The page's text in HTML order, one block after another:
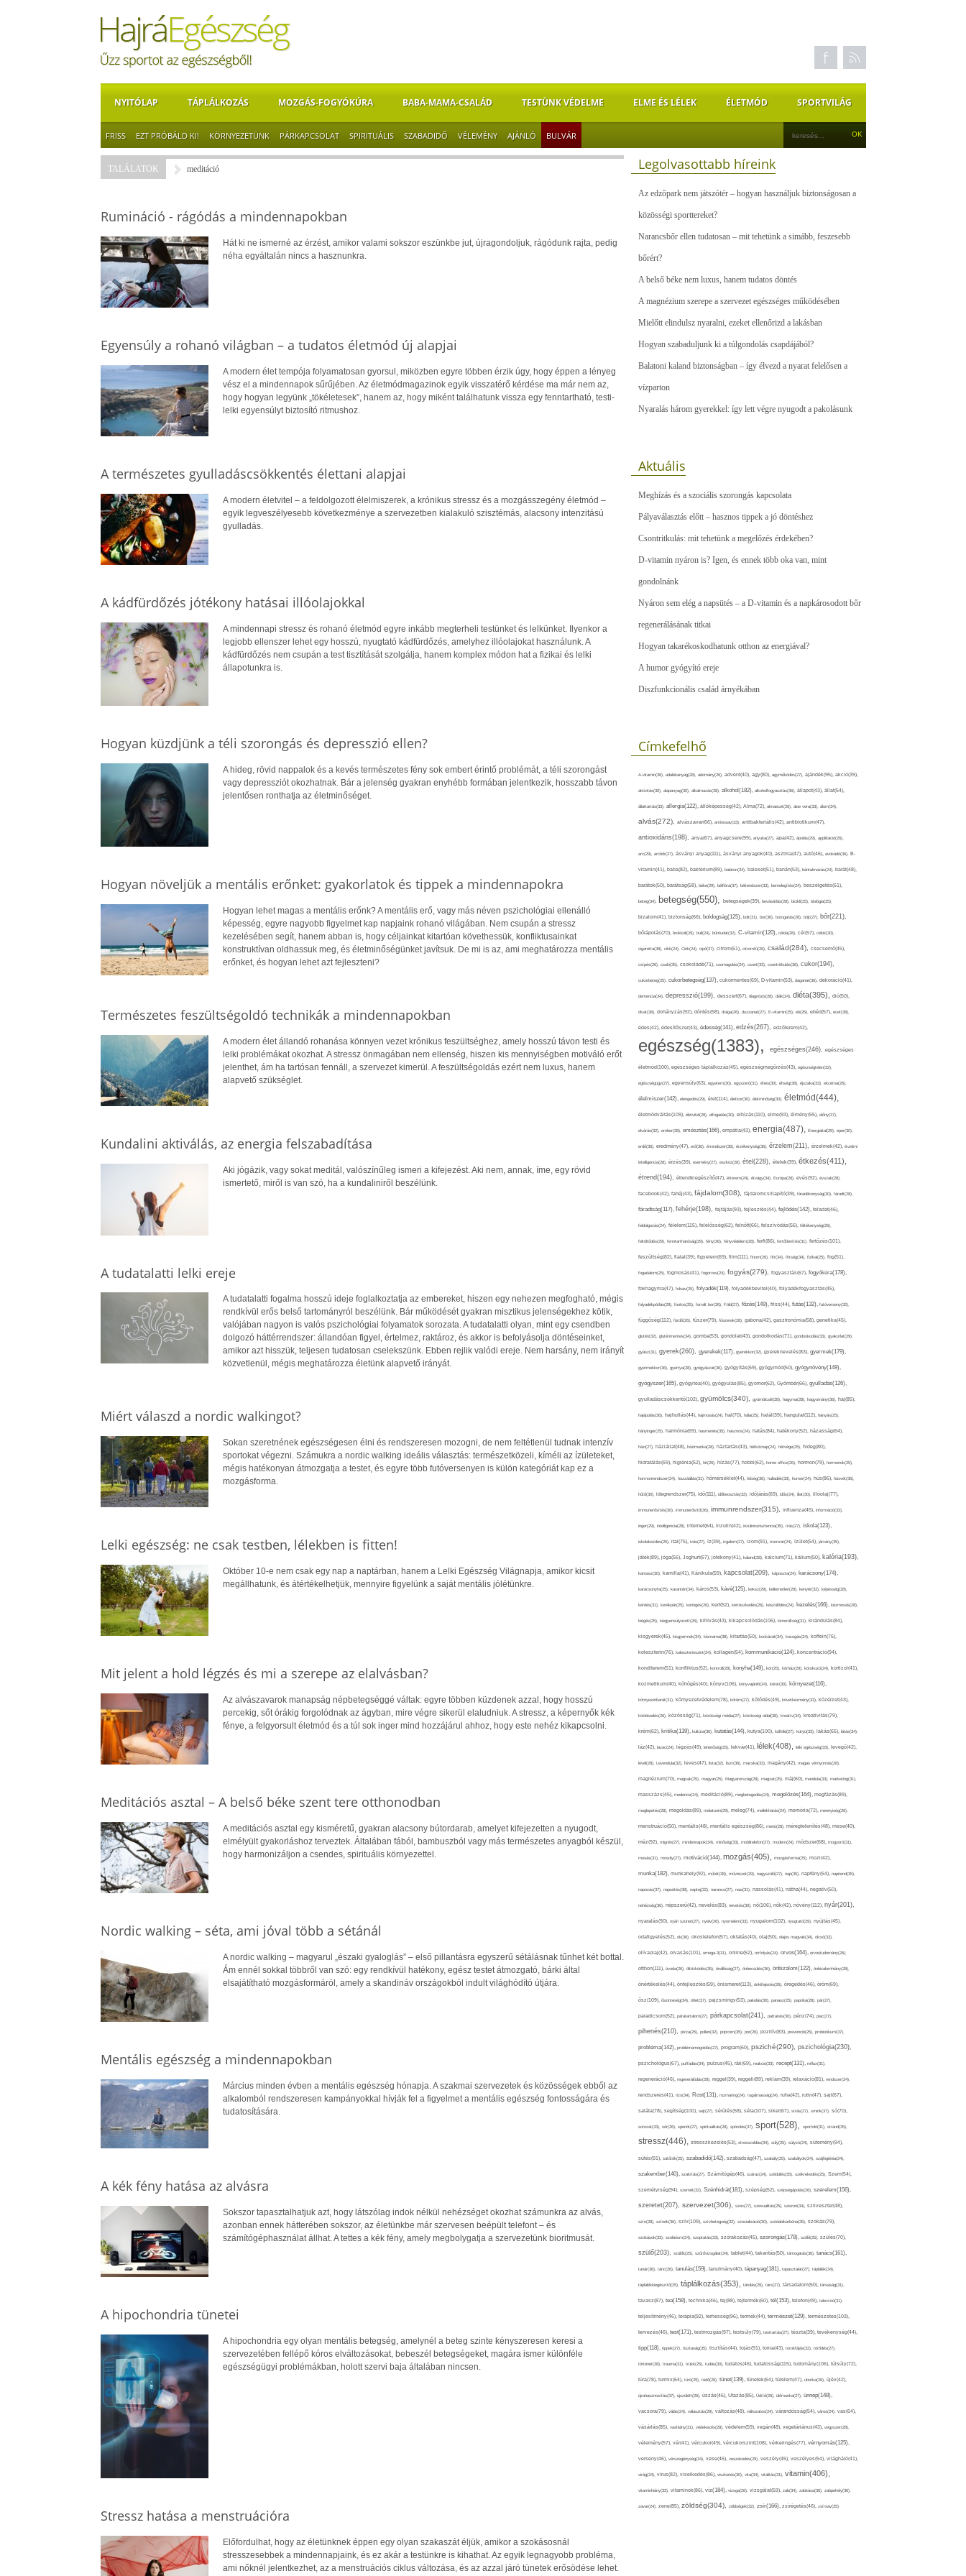
NYITÓLAP TÁPLÁLKOZÁS MOZGÁS-FOGYÓKÚRA BABA-MAMA-CSALÁD TESTÜNK VÉDELME ELME ÉS LÉLEK ÉLETMÓD SPORTVILÁG
FRISS EZT PRÓBÁLD KI! KÖRNYEZETÜNK PÁRKAPCSOLAT SPIRITUÁLIS SZABADIDŐ VÉLEMÉNY AJÁNLÓ BULVÁR
TALÁLATOK meditáció
Rumináció - rágódás a mindennapokban
Hát ki ne ismerné az érzést, amikor valami sokszor eszünkbe jut, újragondoljuk, rágódunk rajta, pedig
néha egyáltalán nincs a hasznunkra.
Egyensúly a rohanó világban – a tudatos életmód új alapjai
A modern élet tempója folyamatosan gyorsul, miközben egyre többen érzik úgy, hogy éppen a lényeg
vész el a mindennapok sűrűjében. Az életmódmagazinok egyik visszatérő kérdése ma már nem az,
hogy hogyan legyünk „tökéletesek”, hanem az, hogy miként találhatunk vissza egy fenntartható, testi-
lelki egyensúlyt biztosító ritmushoz.
A természetes gyulladáscsökkentés élettani alapjai
A modern életvitel – a feldolgozott élelmiszerek, a krónikus stressz és a mozgásszegény életmód –
egyik legveszélyesebb következménye a szervezetben kialakuló szisztémás, alacsony intenzitású
gyulladás.
A kádfürdőzés jótékony hatásai illóolajokkal
A mindennapi stressz és rohanó életmód egyre inkább megterheli testünket és lelkünket. Ilyenkor a
legjobb ellenszer lehet egy hosszú, nyugtató kádfürdőzés, amelyhez illóolajokat használunk. A
kádfürdőzés nem csupán a test tisztítását szolgálja, hanem komplex módon hat a fizikai és lelki
állapotunkra is.
Hogyan küzdjünk a téli szorongás és depresszió ellen?
A hideg, rövid nappalok és a kevés természetes fény sok embert érintő problémát, a téli szorongást
vagy depressziót okozhatnak. Bár a jelenség gyakran enyhébb formában jelentkezik, hosszabb távon
jelentősen ronthatja az életminőséget.
Hogyan növeljük a mentális erőnket: gyakorlatok és tippek a mindennapokra
Hogyan lehet magas a mentális erőnk? A mentális erő, vagy más néven pszichológiai ellenálló
képesség, egyre nagyobb figyelmet kap napjaink rohanó világában. Nem csupán a stressz
kezelésében segít, hanem abban is, hogy céljainkat kitartóan követhessük, konfliktusainkat
konstruktívan oldhassuk meg, és életminőségünket javítsuk. De mi is az, ami meghatározza mentális
erőnket, és hogyan lehet azt fejleszteni?
Természetes feszültségoldó technikák a mindennapokban
A modern élet állandó rohanása könnyen vezet krónikus feszültséghez, amely hosszú távon testi és
lelki problémákat okozhat. A stressz önmagában nem ellenség, hiszen kis mennyiségben motiváló erőt
jelenthet, ám ha tartósan fennáll, a szervezet kimerül. A feszültségoldás ezért nem luxus, hanem
alapvető szükséglet.
Kundalini aktiválás, az energia felszabadítása
Aki jógázik, vagy sokat meditál, valószínűleg ismeri a kifejezést. Aki nem, annak, íme, egy rövid
ismertető, miről is van szó, ha a kundaliniről beszélünk.
A tudatalatti lelki ereje
A tudatalatti fogalma hosszú ideje foglalkoztatja az embereket, hiszen egy nehezen megfogható, mégis
rendkívül erős belső tartományról beszélünk. Bár működését gyakran misztikus jelenségekhez kötik,
valójában nagyon is valós pszichológiai folyamatok sorozata. A tudatalatti olyan, mint egy csendben
dolgozó háttérrendszer: állandóan figyel, értelmez, raktároz, és akkor is befolyásolja döntéseinket,
amikor azt hisszük, teljesen tudatosan cselekszünk. Ebben rejlik valódi ereje. Nem harsány, nem irányít
közvetlenül, mégis meghatározza életünk alapvető irányát.
Miért válaszd a nordic walkingot?
Sokan szeretnének egészségesen élni és rendszeresen mozogni, de nem feltétlenül tudnak intenzív
sportokat végezni. Számukra a nordic walking ideális választás: természetközeli, kíméli az ízületeket,
mégis hatékonyan átmozgatja a testet, és egyre több futóversenyen is külön kategóriát kap ez a
mozgásforma.
Lelki egészség: ne csak testben, lélekben is fitten!
Október 10-e nem csak egy nap a naptárban, hanem a Lelki Egészség Világnapja, amikor kicsit
megállhatunk, és átértékelhetjük, mennyire figyelünk a saját mentális jólétünkre.
Mit jelent a hold légzés és mi a szerepe az elalvásban?
Az alvászavarok manapság népbetegséggé váltak: egyre többen küzdenek azzal, hogy hosszú
percekig, sőt órákig forgolódnak az ágyban, mire végre sikerül elaludniuk. A stressz, a képernyők kék
fénye, a felgyorsult életmód és a túl sok inger mind hozzájárul ahhoz, hogy este nehéz kikapcsolni.
Meditációs asztal – A belső béke szent tere otthonodban
A meditációs asztal egy kisméretű, gyakran alacsony bútordarab, amelyet kifejezetten a nyugodt,
elmélyült gyakorláshoz terveztek. Általában fából, bambuszból vagy más természetes anyagból készül,
hogy harmonizáljon a csendes, spirituális környezettel.
Nordic walking – séta, ami jóval több a sétánál
A nordic walking – magyarul „északi gyaloglás” – első pillantásra egyszerű sétálásnak tűnhet két bottal.
Ám ennél sokkal többről van szó: egy rendkívül hatékony, egész testet átmozgató, bárki által
elsajátítható mozgásformáról, amely a skandináv országokból indult világhódító útjára.
Mentális egészség a mindennapokban
Március minden évben a mentális egészség hónapja. A szakmai szervezetek és közösségek ebből az
alkalomból rendszeresen kampányokkal hívják fel a figyelmet a mentális egészség fontosságára és
tudatosítására.
A kék fény hatása az alvásra
Sokszor tapasztalhatjuk azt, hogy látszólag indok nélkül nehézséget okozhat számunkra az alvás,
azonban ennek hátterében sokszor, az életünkbe már szervesen beépült telefont – és
számítógéphasználat állhat. A tettes a kék fény, amely megbolygatja a szervezetünk bioritmusát.
A hipochondria tünetei
A hipochondria egy olyan mentális betegség, amelynél a beteg szinte kényszeresen keresi a
szervezetében fellépő kóros elváltozásokat, bebeszél betegségeket, magára ismer különféle
egészségügyi problémákban, holott szervi baja általában nincsen.
Stressz hatása a menstruációra
Előfordulhat, hogy az életünknek éppen egy olyan szakaszát éljük, amikor a szokásosnál
stresszesebbek a mindennapjaink, és ez akár a testünkre is kihathat. Az egyik legnagyobb probléma,
ami nőknél jelentkezhet, az a menstruációs ciklus változása, és az azzal járó tünetek erősödése lehet.
Legolvasottabb híreink
Az edzőpark nem játszótér – hogyan használjuk biztonságosan a
közösségi sporttereket?
Narancsbőr ellen tudatosan – mit tehetünk a simább, feszesebb
bőrért?
A belső béke nem luxus, hanem tudatos döntés
A magnézium szerepe a szervezet egészséges működésében
Mielőtt elindulsz nyaralni, ezeket ellenőrizd a lakásban
Hogyan szabaduljunk ki a túlgondolás csapdájából?
Balatoni kaland biztonságban – így élvezd a nyarat felelősen a
vízparton
Nyaralás három gyerekkel: így lett végre nyugodt a pakolásunk
Aktuális
Meghízás és a szociális szorongás kapcsolata
Pályaválasztás előtt – hasznos tippek a jó döntéshez
Csontritkulás: mit tehetünk a megelőzés érdekében?
D-vitamin nyáron is? Igen, és ennek több oka van, mint
gondolnánk
Nyáron sem elég a napsütés – a D-vitamin és a napkárosodott bőr
regenerálásának titkai
Hogyan takarékoskodhatunk otthon az energiával?
A humor gyógyító ereje
Diszfunkcionális család árnyékában
Címkefelhő
A-vitamin(36), adalékanyag(28), adomány(26), advent(40), agy(80), agyműködés(27), ajándék(95), akció(39),
aktivitás(30), alapanyag(30), alkalmazás(28), alkohol(182), alkoholfogyasztás(36), állapot(43), állat(54),
állattartás(33), allergia(122), állóképesség(42), Alma(72), almaecet(26), aloe vera(33), álom(34),
alvás(272), alvászavar(66), aminosav(33), antibakteriális(42), antibiotikum(47),
antioxidáns(198), anya(67), anyagcsere(99), anyuka(27), apa(42), ápolás(29), applikáció(26),
arc(29), arcbőr(27), ásványi anyag(111), ásványi anyagok(40), asztma(47), autó(46), avokádó(36), B-
vitamin(41), baba(82), baktérium(89), balaton(34), baleset(51), banán(53), bántalmazás(24), barát(48),
barátok(50), barátság(58), béke(29), bélflóra(37), bélrendszer(33), bemelegítés(24), beszélgetés(61),
beteg(34), betegség(550), betegségek(39), bevásárlás(28), bicikli(25), biológia(25),
bizalom(41), biztonság(66), boldogság(125), bolt(31), bor(36), borogatás(28), böjt(27), bőr(221),
bőrápolás(70), brokkoli(29), buli(24), bűntudat(32), C-vitamin(120), cékla(28), cél(57), célok(30),
cigaretta(38), cikk(24), Cink(24), cipő(37), citrom(61), citromfű(26), család(284), csecsemő(45),
csípés(26), csoki(35), csokoládé(71), csomagolás(24), csont(33), csontritkulás(36), cukor(194),
cukorbeteg(25), cukorbetegség(137), cukormentes(69), D-vitamin(53), daganat(36), dekoráció(41),
demencia(34), depresszió(199), desszert(67), diagnózis(28), diák(24), diéta(395), dió(50),
divat(38), dohányzás(92), döntés(58), drága(26), duzzanat(27), E-vitamin(25), eb(26), ebéd(57), ecet(38),
édes(42), édesítőszer(43), édesség(141), edzés(267), edzőterem(42),
egészség(1383), egészséges(246), egészséges
életmód(100), egészséges táplálkozás(45), egészségmegőrzés(43), egészségtelen(32),
egészségügy(27), egyensúly(63), egyetem(30), egyszerű(31), éhes(30), éhség(38), éjszaka(33), ekcéma(26),
élelmiszer(142), elengedés(29), élet(114), életkor(30), életminőség(30), életmód(444),
életmódváltás(109), életvitel(28), elfogadás(30), elhízás(110), elme(93), élmény(55), előny(37),
elvárás(32), ember(38), emésztés(166), empátia(43), energia(487), Energiaital(29), eper(30),
erdő(36), eredmény(47), erő(36), érrendszer(36), érzékenység(36), érzelem(211), érzelmek(42), érzelmi
intelligencia(28), érzés(39), esemény(27), eszköz(28), étel(228), ételek(39), étkezés(411),
étrend(194), étrendkiegészítő(47), étterem(24), étvágy(34), Európa(28), evés(92), évszak(28),
facebook(42), fahéj(43), fájdalom(308), fájdalomcsillapító(39), fáradékonyság(30), fáradt(28),
fáradtság(117), fehérje(198), fejfájás(93), fejlesztés(44), fejlődés(142), feladat(46),
feldolgozás(24), félelem(115), felelősség(62), felnőtt(66), felszívódás(56), féltékenység(26),
feltöltődés(29), fenntarthatóság(29), fény(36), fényvédelem(28), férfi(86), fertőtlenítés(31), fertőzés(101),
feszültség(82), fiatal(39), figyelem(69), film(111), finom(26), fitt(34), fittség(34), fizikai(25), fog(51),
fogadalom(25), fogmosás(41), fogorvos(24), fogyás(279), fogyasztás(67), fogyókúra(178),
fokhagyma(47), folsav(25), folyadék(119), folyadékbevitel(40), folyadékfogyasztás(45),
folyadékpótlás(29), fontos(25), forralt bor(26), Föld(27), főzés(149), friss(44), futás(132), futóverseny(32),
függőség(112), fürdő(26), fűszer(79), fűszerek(28), gabona(42), gasztronómia(58), genetika(45),
glutén(32), gluténmentes(34), gomba(53), gondolat(43), gondolkodás(71), gondoskodás(33), gyakorlat(29),
gyász(31), gyerek(260), gyerekek(117), gyerekkor(32), gyereknevelés(83), gyermek(179),
gyermekkor(36), gyertya(28), gyógyászat(36), gyógyítás(69), gyógymód(50), gyógynövény(149),
gyógyszer(165), gyógytea(40), gyógyulás(85), gyomor(62), Gyömbér(66), gyulladás(126),
gyulladáscsökkentő(102), gyümölcs(340), gyümölcslé(28), hagyma(28), hagyomány(36), haj(85),
hajápolás(36), hajhullás(44), hajmosás(24), hal(70), hála(25), halál(39), hangulat(112), hányás(25),
hányinger(25), harmónia(69), hasmenés(35), hasznos(24), hatás(84), hatékony(52), házasság(64),
házi(27), háziállat(48), házimunka(28), háztartás(43), hétköznap(24), hétvége(25), hideg(80),
hidratálás(69), higiénia(52), hit(26), hízás(77), hobbi(62), home office(26), hormon(79), hormonok(25),
hormonrendszer(24), hozzáállás(31), hőmérséklet(44), hőség(36), hulladék(33), humor(24), hús(86), húsvét(36),
hűtő(30), idegrendszer(75), idő(111), időbeosztás(32), időjárás(69), idős(24), illat(30), illóolaj(77),
immunerősítés(30), immunerősítő(36), immunrendszer(315), influenza(45), információ(33),
inger(29), intelligencia(28), internet(64), inzulin(42), inzulinrezisztencia(35), írás(27), iskola(123),
iskolakezdés(25), ital(75), ivás(27), íz(39), izgalom(27), izom(91), izomzat(24), ízület(54), járvány(35),
játék(89), jóga(56), Joghurt(67), jótékony(41), kaland(28), kalcium(71), kálium(50), kalória(193),
kamasz(30), kamilla(41), Kánikula(59), kapcsolat(209), káposzta(24), karácsony(174),
karácsonyfa(25), karantén(34), káros(53), kávé(125), keksz(29), kellemetlen(29), kenyér(32), képesség(28),
kérdés(31), kerékpár(25), keringés(26), kert(52), kertészkedés(26), készülődés(24), kezelés(166), kézmosás(28),
kiégés(25), kiegyensúlyozott(26), kihívás(43), kikapcsolódás(106), kimerültség(31), kirándulás(84),
kisgyerek(45), kisgyermek(34), kismama(38), kitartás(50), kockázat(34), kocogás(24), koffein(76),
koleszterin(76), koleszterinszint(24), kollagén(54), kommunikáció(124), koncentráció(94),
konditerem(51), konfliktus(52), kontroll(28), konyha(149), kór(25), kórház(29), kórokozó(24), kortizol(41),
kozmetikum(40), köhögés(40), könyv(106), könyvajánló(24), köret(30), környezet(116),
környezetbarát(31), környezetvédelem(78), köröm(27), kötődés(49), következmény(33), közérzet(43),
közlekedés(26), közösség(71), közösségi média(27), közösségi oldal(38), kreatív(34), kreativitás(79),
krém(62), kritika(139), kultúra(36), kutatás(144), kutya(100), külföld(27), kütyü(33), lakás(65), látás(34),
láz(42), lazac(24), légzés(49), lehetőség(25), lekvár(41), lélek(408), lelki egészség(33), levegő(42),
levél(28), Levendula(32), leves(47), lista(32), liszt(36), macska(33), magány(42), magas vérnyomás(28),
magnézium(70), magvak(25), magyar(25), Magyarország(28), magzat(25), máj(60), mandula(33), marketing(31),
masszázs(45), medence(24), meditáció(89), megbetegedés(24), megelőzés(164), megfázás(89),
meglepetés(28), megoldás(89), melatonin(29), meleg(74), mellékhatás(24), memória(72), mennyiség(26),
menstruáció(50), mentális(48), mentális egészség(86), menü(28), méregtelenítés(48), mese(40),
méz(92), migrén(27), mindennapok(34), minőség(33), mobiltelefon(27), modern(24), módszer(68), mogyoró(31),
mosás(31), mosoly(27), motiváció(144), mozgás(405), mozgásforma(25), mozi(42),
munka(182), munkahely(92), műtét(38), művészet(29), nagyszülő(27), nap(35), napfény(54), napirend(35),
napozás(37), napsütés(38), naptej(32), narancs(27), nasi(31), nassolás(41), nátha(44), negatív(50),
nehézség(36), népszerű(42), nevelés(83), nevetés(30), nő(106), nők(42), növény(112), nyár(201),
nyaralás(90), nyári szünet(27), nyelv(26), nyomelem(33), nyugalom(102), nyugtató(29), nyújtás(45),
odafigyelés(52), ok(36), okostelefon(57), oktatás(40), olaj(50), olajos magvak(34), olcsó(33),
olívaolaj(42), olvasás(101), omega-3(31), online(52), orrfolyás(24), orvos(164), orvostudomány(26),
otthon(111), óvoda(26), öltözködés(35), önállóság(27), önbecsülés(36), önbizalom(122), önbizalomhiány(28),
önértékelés(44), önfejlesztés(59), önismeret(113), önkifejezés(26), öregedés(46), öröm(69),
ősz(109), őszinteség(34), ötlet(37), pajzsmirigy(53), pakolás(30), panasz(25), paprika(28), pár(27),
paradicsom(52), páratartalom(27), párkapcsolat(241), pattanás(30), pénz(74), piac(27),
pihenés(210), pizza(25), pollen(32), popcorn(35), por(26), pozitív(83), prevenció(25), probiotikum(37),
probléma(142), problémamegoldás(27), program(60), psziché(290), pszichológia(230),
pszichológus(67), puffadás(34), pulzus(45), rák(69), reakció(33), recept(131), reflux(31),
regeneráció(46), regenerálódás(28), reggel(39), reggeli(89), reklám(39), relaxáció(81), rendszer(24),
rendszeres(41), rizs(34), Rost(131), rozmaring(24), rugalmasság(24), ruha(42), rutin(47), sajt(67),
saláta(78), segítség(100), sejt(27), sérülés(58), séta(107), siker(67), sírás(27), smink(37), só(70),
sorozat(33), sör(26), spenót(27), spiritualitás(28), spórolás(37), sport(528), sportoló(31), strand(35),
stressz(446), stresszkezelés(53), stresszoldás(34), súly(25), súlyzó(24), sütemény(94),
sütés(91), sütőtök(25), szabadidő(142), szabadság(47), szabály(25), szabályok(24), szájhigiénia(24),
szakember(140), szakítás(27), Számítógép(46), száraz(24), szédülés(35), székrekedés(25), Szem(54),
személyiség(94), szemét(32), Szénhidrát(181), szépség(52), szépségápolás(26), szerelem(156),
szeretet(207), szervezet(306), szex(27), szexualitás(25), szezon(34), szilveszter(48),
szín(28), színek(36), szív(109), szívbetegség(32), szocializáció(30), szódabikarbóna(35), szokás(79),
szokások(33), szolárium(24), szoptatás(33), szórakozás(45), szorongás(178), szőlő(25), szülés(70),
szülő(203), szülők(25), szűrővizsgálat(34), tablet(44), takarítás(50), támogatás(36), tanács(161),
tanár(36), tánc(26), tanulás(159), tanulmány(40), tápanyag(181), tapasztalat(27), táplálék(34),
táplálékkiegészítő(25), táplálkozás(353), tárolás(29), társ(27), társadalom(50), társaság(31),
tavasz(87), tea(158), technika(46), tej(88), tejtermék(60), tél(153), telefon(49), televízió(31),
teljesítmény(46), terápia(92), terhesség(96), termék(44), természet(129), természetes(103),
tervezés(46), test(171), testmozgás(97), testsúly(79), testtartás(27), tészta(39), tevékenység(44),
tipp(118), tippek(27), tisztaság(35), tisztítás(44), tojás(91), torna(43), torokfájás(32), törődés(27),
történet(38), trauma(31), trükk(25), tudás(30), tudatos(46), tudatosság(115), tudomány(106), túlsúly(72),
túra(78), turmix(64), túró(29), tüdő(28), tünet(139), tünetek(64), türelem(47), uborka(26), újév(42),
újrahasznosítás(37), újszülött(26), úszás(46), Utazás(85), Üdítő(26), ülőmunka(27), ünnep(148),
vacsora(79), válás(24), választás(29), változás(48), változatos(24), várandósság(54), város(24), vas(64),
vásárlás(85), vashiány(31), védekezés(28), védelem(59), vegán(48), vegetáriánus(43), vegyszer(28),
vélemény(57), vér(41), vércukor(49), vércukorszint(108), vérkeringés(77), vérnyomás(125),
verseny(46), vérszegénység(34), vese(46), veszekedés(29), veszély(45), veszélyes(54), világháló(41),
virág(34), vírus(82), viselkedés(86), viszketés(30), vita(34), vitalitás(31), vitamin(406),
vitaminhiány(33), vitaminok(86), víz(184), vizsga(26), vizsgálat(59), zab(34), zabkása(36), zabpehely(36),
zavar(24), zene(85), zöldség(304), zöldségek(32), zsír(166), zsírégetés(46), zsírsav(25)